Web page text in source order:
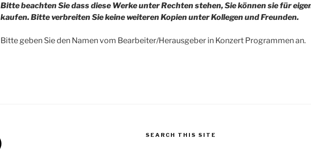
Bitte beachten Sie dass diese Werke unter Rechten stehen, Sie können sie für
kaufen. Bitte verbreiten Sie keine weiteren Kopien unter Kollegen und Freunden.
Bitte geben Sie den Namen vom Bearbeiter/Herausgeber in Konzert Programmen an.
SEARCH THIS SITE